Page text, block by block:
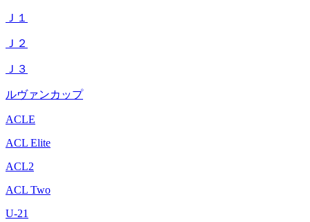
Ｊ１
Ｊ２
Ｊ３
ルヴァンカップ
ACLE
ACL Elite
ACL2
ACL Two
U-21